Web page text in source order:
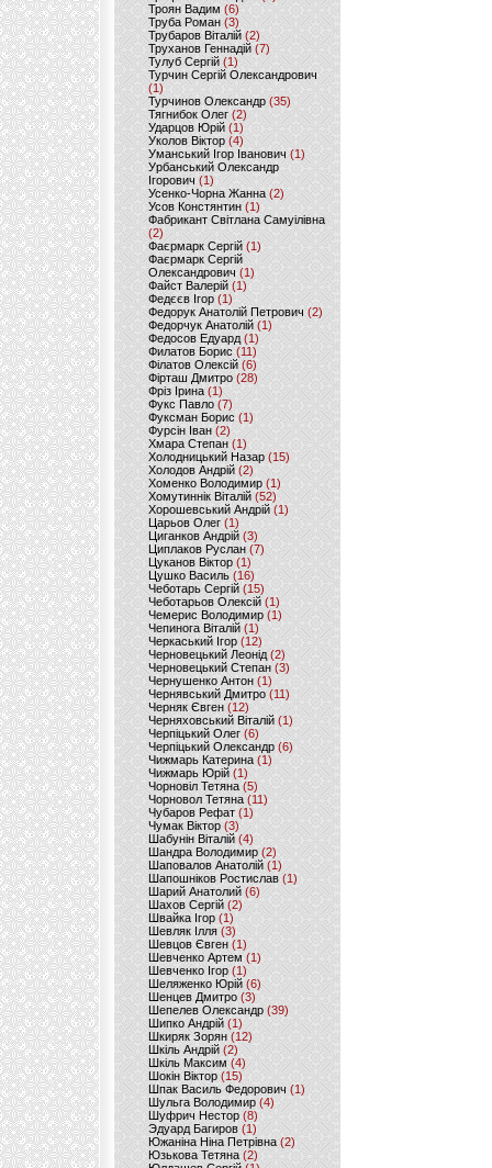
Троян Вадим (6)
Труба Роман(3)
Трубаров Віталій (2)
Труханов Геннадій (7)
Тулуб Сергій(1)
Турчин Сергій Олександрович
(1)
Турчинов Олександр(35)
Тягнибок Олег (2)
Ударцов Юрій (1)
Уколов Віктор(4)
Уманський Ігор Іванович(1)
Урбанський Олександр
Ігорович (1)
Усенко-Чорна Жанна (2)
Усов Констянтин(1)
Фабрикант Світлана Самуілівна
(2)
Фаєрмарк Сергій(1)
Фаєрмарк Сергій
Олександрович (1)
Файст Валерій(1)
Федєєв Ігор (1)
Федорук Анатолій Петрович (2)
Федорчук Анатолій (1)
Федосов Едуард (1)
Филатов Борис (11)
Філатов Олексій (6)
Фірташ Дмитро (28)
Фріз Ірина (1)
Фукс Павло (7)
Фуксман Борис (1)
Фурсін Іван (2)
Хмара Степан(1)
Холодницький Назар(15)
Холодов Андрій (2)
Хоменко Володимир (1)
Хомутиннік Віталій (52)
Хорошевський Андрій (1)
Царьов Олег (1)
Циганков Андрій (3)
Циплаков Руслан(7)
Цуканов Віктор (1)
Цушко Василь (16)
Чеботарь Сергій (15)
Чеботарьов Олексій (1)
Чемерис Володимир (1)
Чепинога Віталій (1)
Черкаський Ігор (12)
Черновецький Леонід(2)
Черновецький Степан (3)
Чернушенко Антон (1)
Чернявський Дмитро(11)
Черняк Євген(12)
Черняховський Віталій (1)
Черпіцький Олег (6)
Черпіцький Олександр (6)
Чижмарь Катерина (1)
Чижмарь Юрій (1)
Чорновіл Тетяна (5)
Чорновол Тетяна (11)
Чубаров Рефат (1)
Чумак Віктор(3)
Шабунін Віталій (4)
Шандра Володимир (2)
Шаповалов Анатолій(1)
Шапошніков Ростислав(1)
Шарий Анатолий(6)
Шахов Сергій(2)
Швайка Ігор (1)
Шевляк Ілля (3)
Шевцов Євген (1)
Шевченко Артем(1)
Шевченко Ігор(1)
Шеляженко Юрій (6)
Шенцев Дмитро (3)
Шепелев Олександр (39)
Шипко Андрій(1)
Шкиряк Зорян(12)
Шкіль Андрій(2)
Шкіль Максим (4)
Шокін Віктор (15)
Шпак Василь Федорович (1)
Шульга Володимир (4)
Шуфрич Нестор(8)
Эдуард Багиров (1)
Южаніна Ніна Петрівна (2)
Юзькова Тетяна(2)